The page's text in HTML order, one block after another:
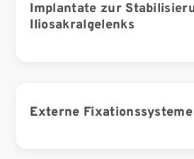
Implantate zur
Iliosakralgelenks
Externe Fixationssysteme